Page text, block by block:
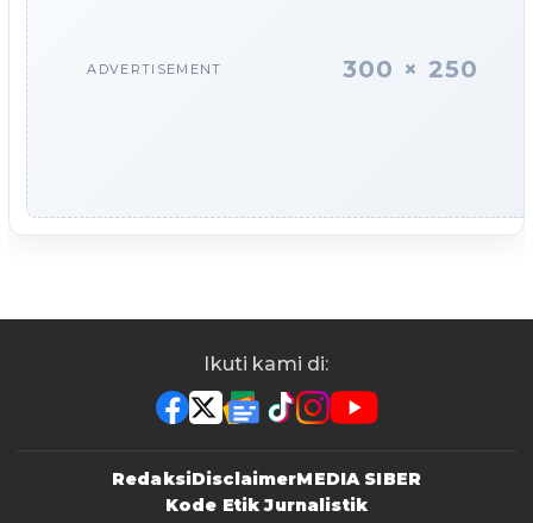
ADVERTISEMENT 300 × 250
Ikuti kami di:
RedaksiDisclaimerMEDIA SIBER
Kode Etik Jurnalistik